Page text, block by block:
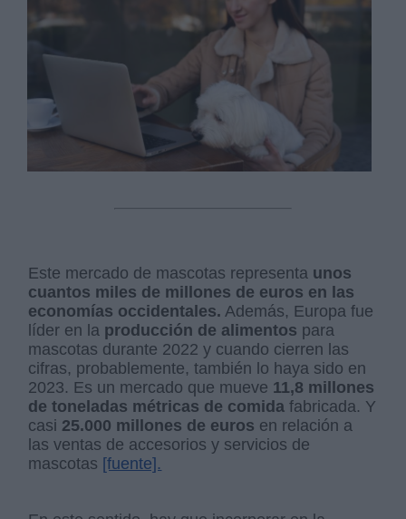
Este mercado de mascotas representa unos
cuantos miles de millones de euros en las
economías occidentales. Además, Europa fue
líder en la producción de alimentos para
mascotas durante 2022 y cuando cierren las
cifras, probablemente, también lo haya sido en
2023. Es un mercado que mueve 11,8 millones
de toneladas métricas de comida fabricada. Y
casi 25.000 millones de euros en relación a
las ventas de accesorios y servicios de
mascotas [fuente].